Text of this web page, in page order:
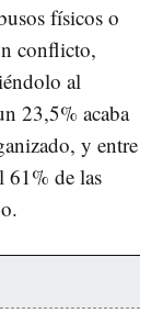
físicos o
conflicto,
al
23,5% acaba
y entre
61% de las